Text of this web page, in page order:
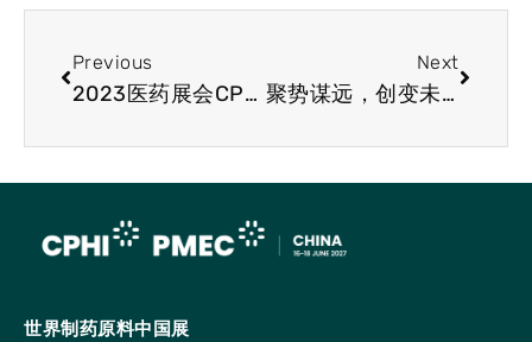
Previous
2023医药展会CPHI快讯：研究称新型小分子药物促进白血病缓解
Next
聚势谋远，创变未来丨CPHI & PMEC China 2024华丽升级，焕新出发！
世界制药原料中国展